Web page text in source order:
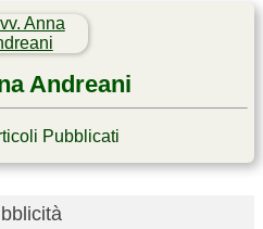
Andreani
Pubblicati